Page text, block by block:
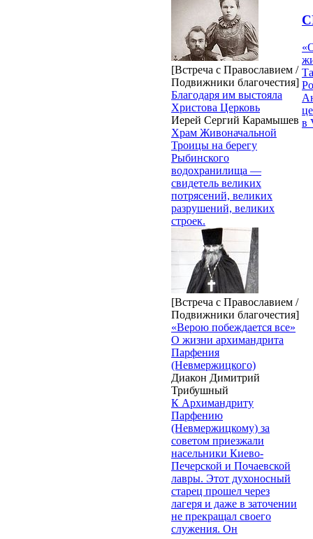
[Встреча с Православием /
Подвижники благочестия]
Благодаря им выстояла
Христова Церковь
Иерей Сергий Карамышев
Храм Живоначальной
Троицы на берегу
Рыбинского
водохранилища —
свидетель великих
потрясений, великих
разрушений, великих
строек.
[Встреча с Православием /
Подвижники благочестия]
«Верою побеждается все»
О жизни архимандрита
Парфения
(Невмержицкого)
Диакон Димитрий
Трибушный
К Архимандриту
Парфению
(Невмержицкому) за
советом приезжали
насельники Киево-
Печерской и Почаевской
лавры. Этот духоносный
старец прошел через
лагеря и даже в заточении
не прекращал своего
служения. Он
в